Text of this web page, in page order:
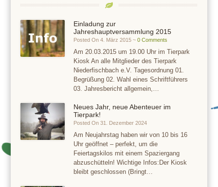
Einladung zur
Jahreshauptversammlung 2015
Posted On 4. März 2015 ~0 Comments
Am 20.03.2015 um 19.00 Uhr im Tierpark
Kiosk An alle Mitglieder des Tierpark
Niederfischbach e.V. Tagesordnung 01.
Begrüßung 02. Wahl eines Schriftführers
03. Jahresbericht allgemein,…
Neues Jahr, neue Abenteuer im
Tierpark!
Posted On 31. Dezember 2024
Am Neujahrstag haben wir von 10 bis 16
Uhr geöffnet – perfekt, um die
Feiertagskilos mit einem Spaziergang
abzuschütteln! Wichtige Infos:Der Kiosk
bleibt geschlossen (Bringt…